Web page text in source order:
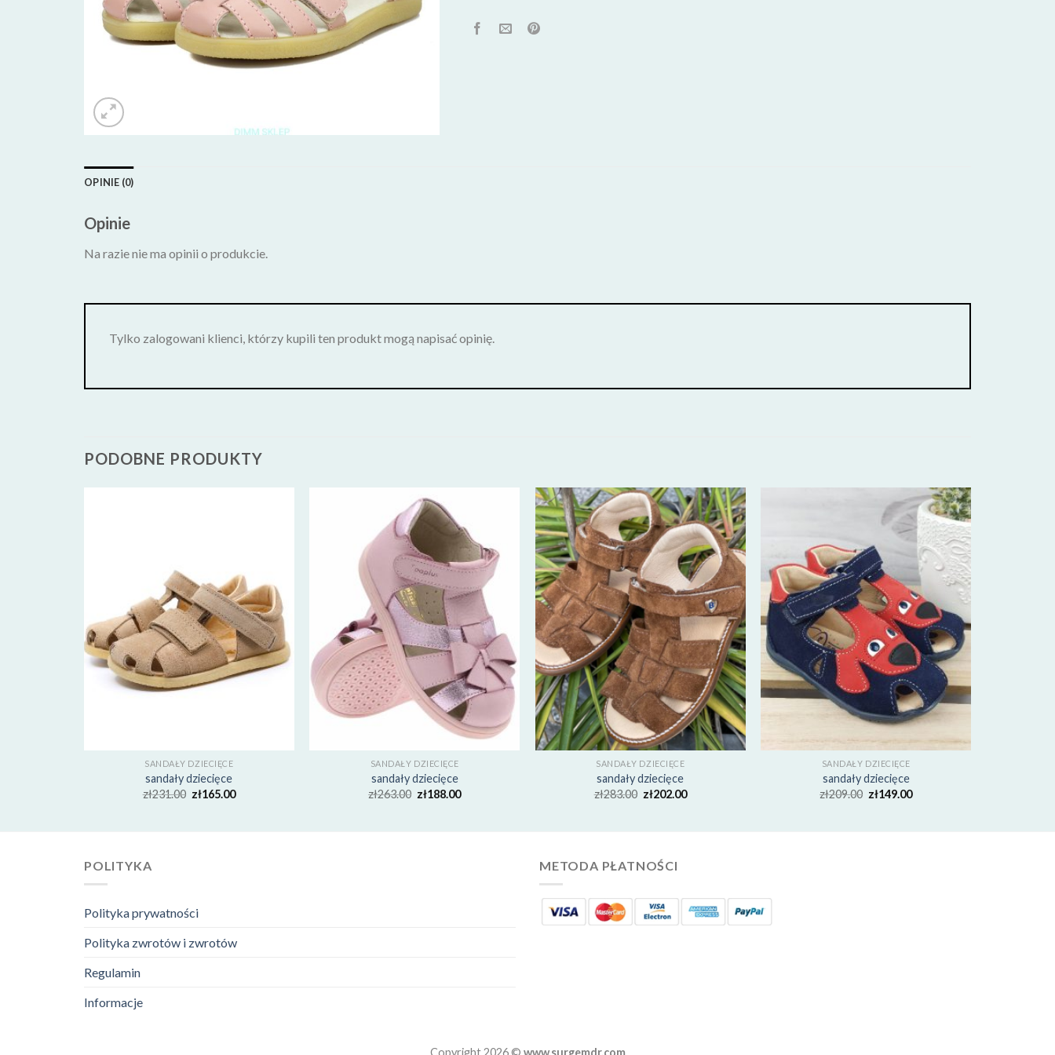
OPINIE (0)
Opinie
Na razie nie ma opinii o produkcie.
Tylko zalogowani klienci, którzy kupili ten produkt mogą napisać opinię.
PODOBNE PRODUKTY
SANDAŁY DZIECIĘCE
sandały dziecięce
zł231.00 zł165.00
SANDAŁY DZIECIĘCE
sandały dziecięce
zł263.00 zł188.00
SANDAŁY DZIECIĘCE
sandały dziecięce
zł283.00 zł202.00
SANDAŁY DZIECIĘCE
sandały dziecięce
zł209.00 zł149.00
POLITYKA
Polityka prywatności
Polityka zwrotów i zwrotów
Regulamin
Informacje
METODA PŁATNOŚCI
Copyright 2026 © www.surgemdr.com